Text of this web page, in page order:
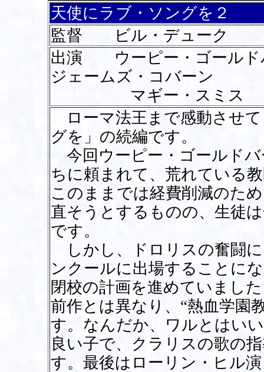
天使にラブ・ソングを２
監督 ビル・デューク
出演 ウーピー・ゴール
ジェームズ・コバーン
マギー・スミス ロ
ローマ法王まで感動させ
グを」の続編です。
今回ウーピー・ゴールド
ちに頼まれて、荒れている
このままでは経費削減のた
直そうとするものの、生徒
です。
しかし、ドロリスの奮闘
ンクールに出場することに
閉校の計画を進めていまし
前作とは異なり、“熱血学園
す。なんだか、ワルとはい
良い子で、クラリスの歌の
す。最後はローリン・ヒル